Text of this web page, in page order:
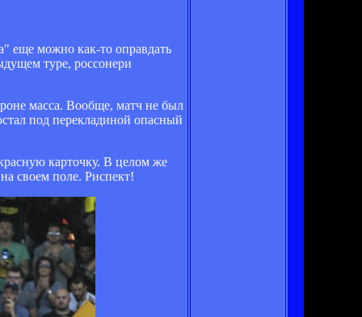
еще можно как-то оправдать
туре, россонери
масса. Вообще, матч не был
под перекладиной опасный
карточку. В целом же
своем поле. Риспект!